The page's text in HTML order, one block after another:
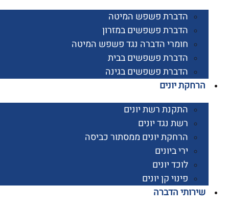
הדברת פשפש המיטה
הדברת פשפשים במזרון
חומרי הדברה נגד פשפש המיטה
הדברת פשפשים בבית
הדברת פשפשים בגינה
יונים
התקנת רשת יונים
רשת נגד יונים
הרחקת יונים ממסתור כביסה
ירי ביונים
לוכד יונים
פינוי קן יונים
הדברה